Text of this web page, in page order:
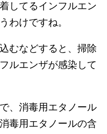
してるインフルエン
わけですね。
むなどすると、掃除
ルエンザが感染して
、消毒用エタノール
毒用エタノールの含